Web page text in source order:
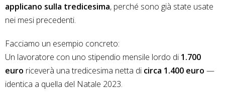
applicano sulla tredicesima, perché sono già state usate
nei mesi precedenti.
Facciamo un esempio concreto:
Un lavoratore con uno stipendio mensile lordo di 1.700
euro riceverà una tredicesima netta di circa 1.400 euro —
identica a quella del Natale 2023.